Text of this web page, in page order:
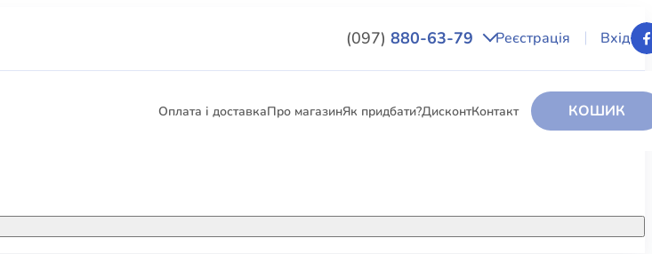
(097) 880-63-79 Реєстрація Вхід
Оплата і доставкаПро магазинЯк придбати?ДисконтКонтакт КОШИК
ЕЛЕКТРОННІ КНИГИ